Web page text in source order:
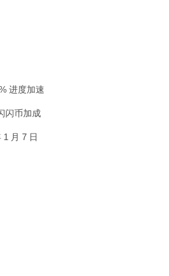
进度加速
闪币加成
1 月 7 日